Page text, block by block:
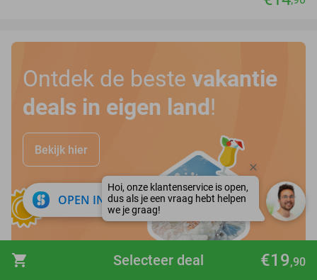
shopping_cart €19,90
Selecteer deal
Ontdek de beste vakantie
deals in eigen land!
Bekijk hier
OPEN IN APP close